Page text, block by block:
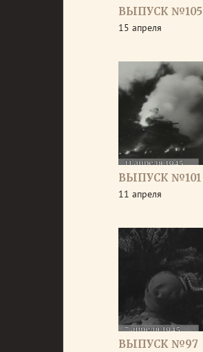
ВЫПУСК №105
15 апреля
ВЫПУСК №101
11 апреля
ВЫПУСК №97